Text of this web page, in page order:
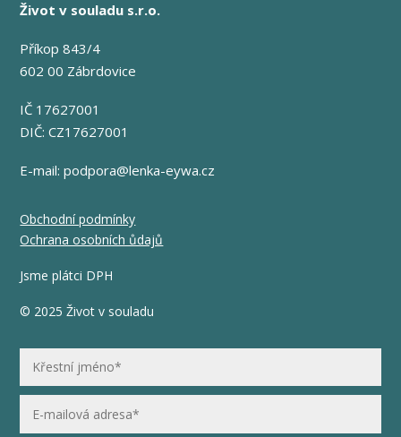
Život v souladu s.r.o.
Příkop 843/4
602 00 Zábrdovice
IČ 17627001
DIČ: CZ17627001
E-mail:podpora@lenka-eywa.cz
Obchodní podmínky
Ochrana osobních ůdajů
Jsme plátci DPH
© 2025 Život v souladu